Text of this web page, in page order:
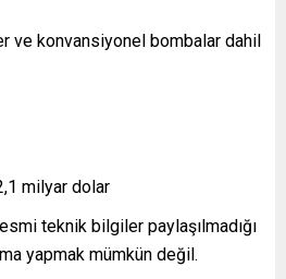
ve konvansiyonel bombalar dahil
milyar dolar
teknik bilgiler paylaşılmadığı
yapmak mümkün değil.